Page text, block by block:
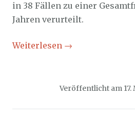
in 38 Fällen zu einer
Jahren verurteilt.
Weiterlesen →
Veröffentlicht am